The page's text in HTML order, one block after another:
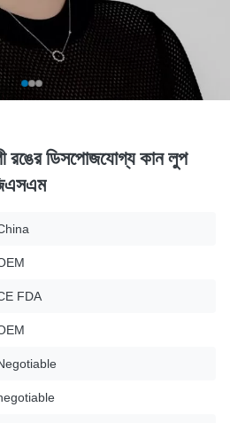
রঙের ডিসপোজযোগ্য কান লুপ
FDA